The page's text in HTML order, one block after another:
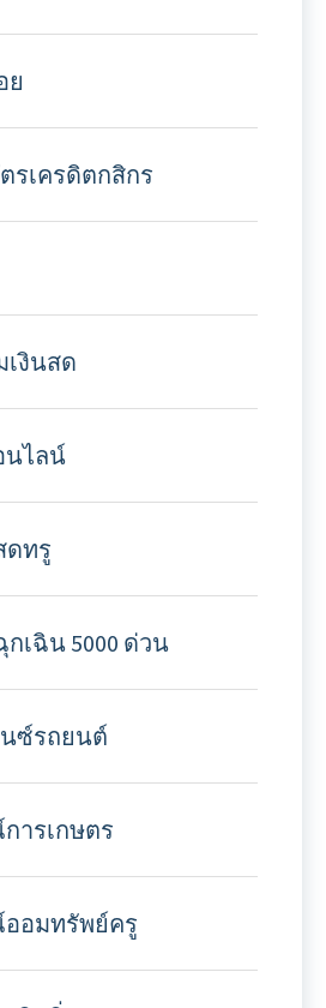
ย
รเครดิตกสิกร
เงินสด
นไลน์
ดทรู
กเฉิน 5000 ด่วน
ซ์รถยนต์
ารเกษตร
อมทรัพย์ครู